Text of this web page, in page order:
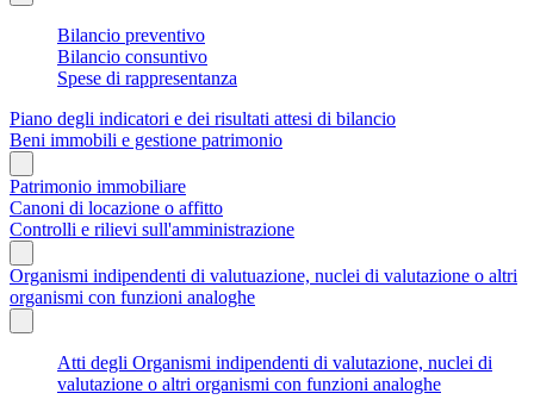
Bilancio preventivo
Bilancio consuntivo
Spese di rappresentanza
Piano degli indicatori e dei risultati attesi di bilancio
Beni immobili e gestione patrimonio
Patrimonio immobiliare
Canoni di locazione o affitto
Controlli e rilievi sull'amministrazione
Organismi indipendenti di valutuazione, nuclei di valutazione o altri
organismi con funzioni analoghe
Atti degli Organismi indipendenti di valutazione, nuclei di
valutazione o altri organismi con funzioni analoghe